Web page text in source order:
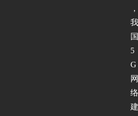
，
我
国
5
G
网
络
建